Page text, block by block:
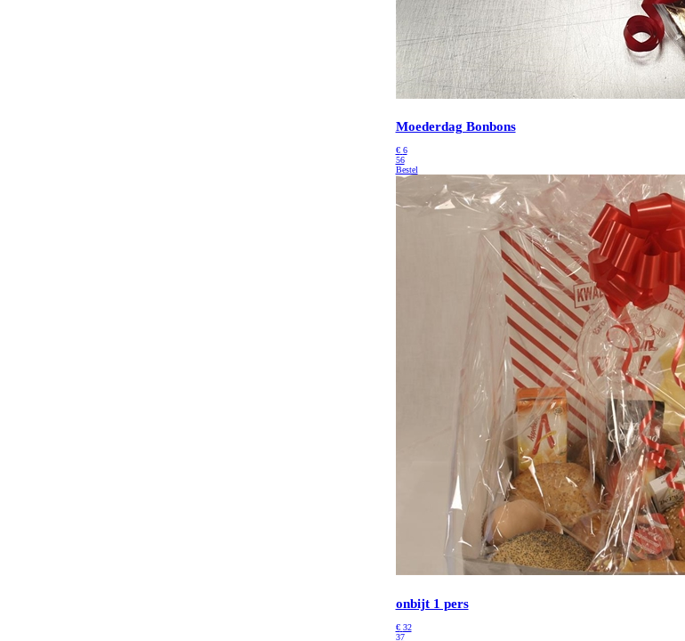
Moederdag Bonbons
€ 6
56
Bestel
onbijt 1 pers
€ 32
37